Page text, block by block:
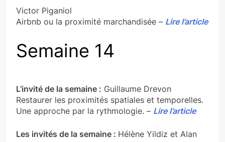
Victor Piganiol
Airbnb ou la proximité marchandisée – Lire l’article
Semaine 14
L’invité de la semaine : Guillaume Drevon
Restaurer les proximités spatiales et temporelles.
Une approche par la rythmologie. – Lire l’article
Les invités de la semaine : Hélène Yildiz et Alan